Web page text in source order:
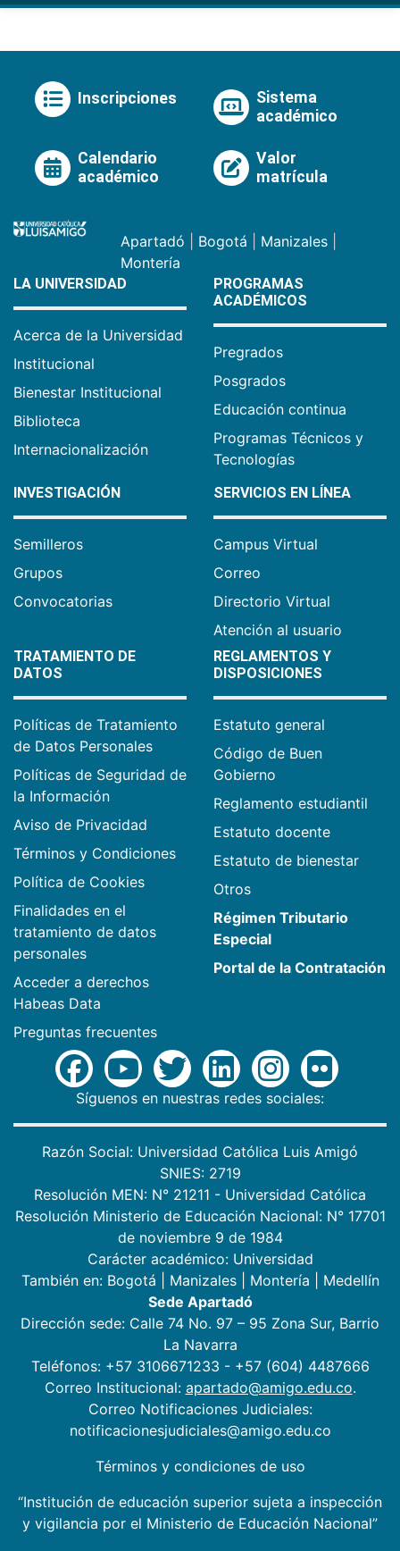
Inscripciones
Sistema
académico
Calendario
académico
Valor
matrícula
Apartadó Bogotá Manizales
Montería
LA UNIVERSIDAD
Acerca de la Universidad
Institucional
Bienestar Institucional
Biblioteca
Internacionalización
PROGRAMAS
ACADÉMICOS
Pregrados
Posgrados
Educación continua
Programas Técnicos y
Tecnologías
INVESTIGACIÓN
Semilleros
Grupos
Convocatorias
SERVICIOS EN LÍNEA
Campus Virtual
Correo
Directorio Virtual
Atención al usuario
TRATAMIENTO DE
DATOS
Políticas de Tratamiento
de Datos Personales
Políticas de Seguridad de
la Información
Aviso de Privacidad
Términos y Condiciones
Política de Cookies
Finalidades en el
tratamiento de datos
personales
Acceder a derechos
Habeas Data
Preguntas frecuentes
REGLAMENTOS Y
DISPOSICIONES
Estatuto general
Código de Buen
Gobierno
Reglamento estudiantil
Estatuto docente
Estatuto de bienestar
Otros
Régimen Tributario
Especial
Portal de la Contratación
Síguenos en nuestras redes sociales:
Razón Social: Universidad Católica Luis Amigó
SNIES: 2719
Resolución MEN: N° 21211 - Universidad Católica
Resolución Ministerio de Educación Nacional: N° 17701
de noviembre 9 de 1984
Carácter académico: Universidad
También en: Bogotá Manizales| Montería
Medellín
Sede Apartadó
Dirección sede: Calle 74 No. 97 – 95 Zona Sur, Barrio
La Navarra
Teléfonos: +57 3106671233 - +57 (604) 4487666
Correo Institucional: apartado@amigo.edu.co.
Correo Notificaciones Judiciales:
notificacionesjudiciales@amigo.edu.co
Términos y condiciones de uso
“Institución de educación superior sujeta a inspección
y vigilancia por el Ministerio de Educación Nacional”